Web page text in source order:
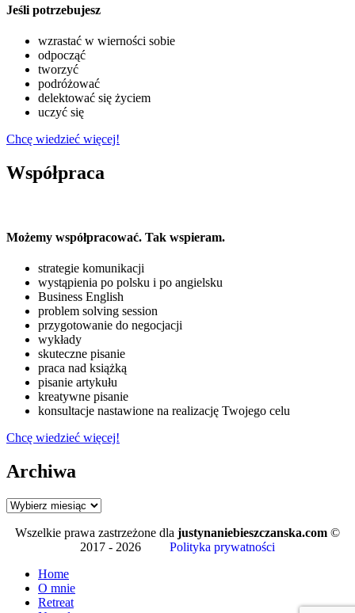
Jeśli potrzebujesz
wzrastać w wierności sobie
odpocząć
tworzyć
podróżować
delektować się życiem
uczyć się
Chcę wiedzieć więcej!
Współpraca
Możemy współpracować. Tak wspieram.
strategie komunikacji
wystąpienia po polsku i po angielsku
Business English
problem solving session
przygotowanie do negocjacji
wykłady
skuteczne pisanie
praca nad książką
pisanie artykułu
kreatywne pisanie
konsultacje nastawione na realizację Twojego celu
Chcę wiedzieć więcej!
Archiwa
Archiwa
Wszelkie prawa zastrzeżone dla justynaniebieszczanska.com ©
2017 - 2026
Polityka prywatności
Home
O mnie
Retreat